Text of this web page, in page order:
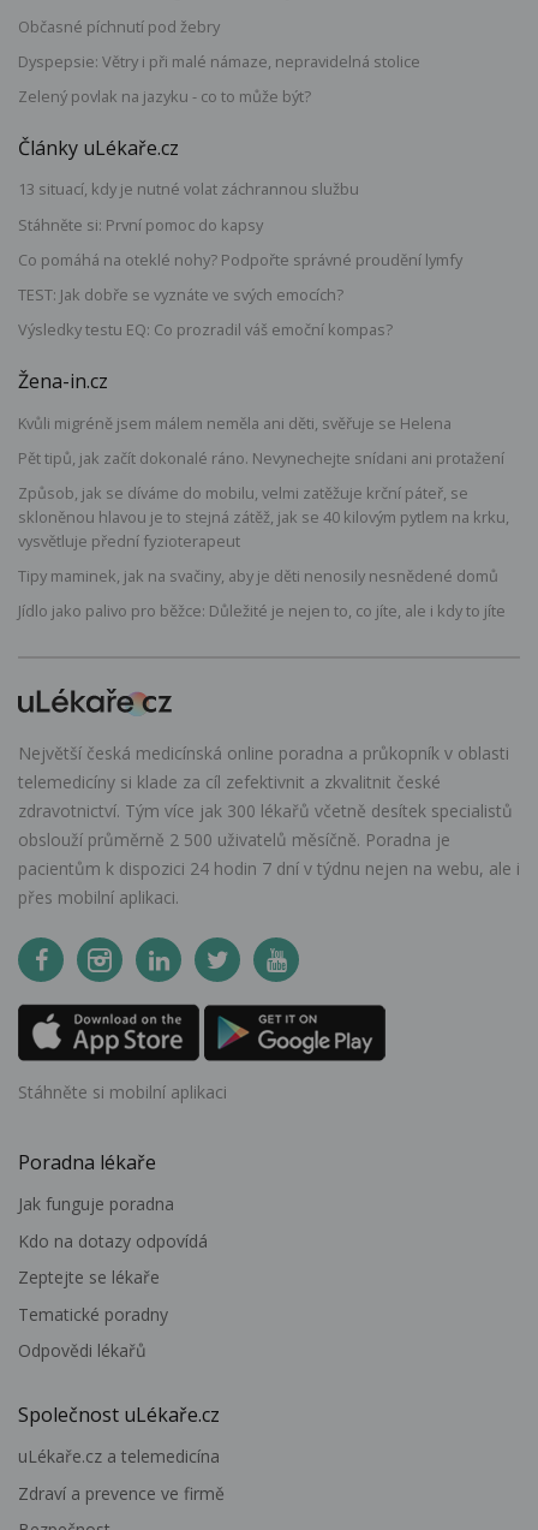
Občasné píchnutí pod žebry
Dyspepsie: Větry i při malé námaze, nepravidelná stolice
Zelený povlak na jazyku - co to může být?
Články uLékaře.cz
13 situací, kdy je nutné volat záchrannou službu
Stáhněte si: První pomoc do kapsy
Co pomáhá na oteklé nohy? Podpořte správné proudění lymfy
TEST: Jak dobře se vyznáte ve svých emocích?
Výsledky testu EQ: Co prozradil váš emoční kompas?
Žena-in.cz
Kvůli migréně jsem málem neměla ani děti, svěřuje se Helena
Pět tipů, jak začít dokonalé ráno. Nevynechejte snídani ani protažení
Způsob, jak se díváme do mobilu, velmi zatěžuje krční páteř, se
skloněnou hlavou je to stejná zátěž, jak se 40 kilovým pytlem na krku,
vysvětluje přední fyzioterapeut
Tipy maminek, jak na svačiny, aby je děti nenosily nesnědené domů
Jídlo jako palivo pro běžce: Důležité je nejen to, co jíte, ale i kdy to jíte
Největší česká medicínská online poradna a průkopník v oblasti
telemedicíny si klade za cíl zefektivnit a zkvalitnit české
zdravotnictví. Tým více jak 300 lékařů včetně desítek specialistů
obslouží průměrně 2 500 uživatelů měsíčně. Poradna je
pacientům k dispozici 24 hodin 7 dní v týdnu nejen na webu, ale i
přes mobilní aplikaci.
Stáhněte si mobilní aplikaci
Poradna lékaře
Jak funguje poradna
Kdo na dotazy odpovídá
Zeptejte se lékaře
Tematické poradny
Odpovědi lékařů
Společnost uLékaře.cz
uLékaře.cz a telemedicína
Zdraví a prevence ve firmě